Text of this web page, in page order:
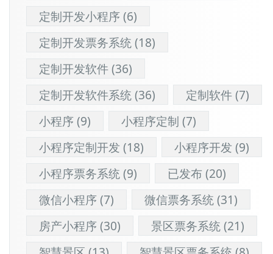
定制开发小程序(6)
定制开发票务系统(18)
定制开发软件(36)
定制开发软件系统(36) 定制软件(7)
小程序(9) 小程序定制 (7)
小程序定制开发 (18) 小程序开发 (9)
小程序票务系统(9) 已发布(20)
微信小程序(7) 微信票务系统(31)
房产小程序(30) 景区票务系统(21)